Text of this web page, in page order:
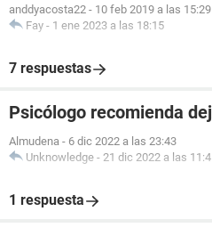
anddyacosta22 - 10 feb 2019 a las 15:29
Fay - 1 ene 2023 a las 18:15
7 respuestas
Psicólogo recomienda
Almudena - 6 dic 2022 a las 23:43
Unknowledge - 21 dic 2022 a las
1 respuesta